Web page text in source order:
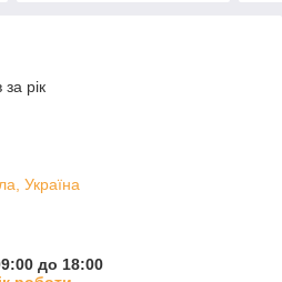
за рік
Україна
до 18:00